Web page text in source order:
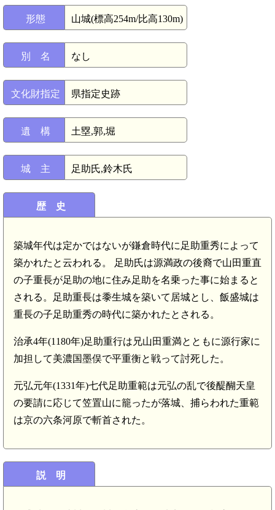
形態 山城(標高254m/比高130m)
別 名 なし
文化財指定 県指定史跡
遺 構 土塁,郭,堀
城 主 足助氏,鈴木氏
歴 史
築城年代は定かではないが鎌倉時代に足助重秀によって
築かれたと云われる。 足助氏は源満政の後裔で山田重直
の子重長が足助の地に住み足助を名乗った事に始まると
される。足助重長は黍生城を築いて居城とし、飯盛城は
重長の子足助重秀の時代に築かれたとされる。
治承4年(1180年)足助重行は兄山田重満とともに源行家に
加担して美濃国墨俣で平重衡と戦って討死した。
元弘元年(1331年)七代足助重範は元弘の乱で後醍醐天皇
の要請に応じて笠置山に籠ったが落城、捕らわれた重範
は京の六条河原で斬首された。
説 明